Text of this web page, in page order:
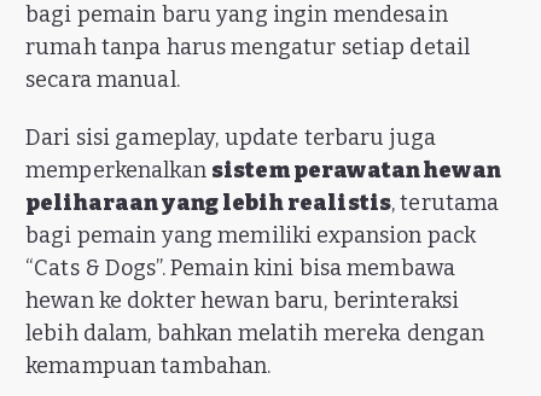
bagi pemain baru yang ingin mendesain
rumah tanpa harus mengatur setiap detail
secara manual.
Dari sisi gameplay, update terbaru juga
memperkenalkan sistem perawatan hewan
peliharaan yang lebih realistis, terutama
bagi pemain yang memiliki expansion pack
“Cats & Dogs”. Pemain kini bisa membawa
hewan ke dokter hewan baru, berinteraksi
lebih dalam, bahkan melatih mereka dengan
kemampuan tambahan.